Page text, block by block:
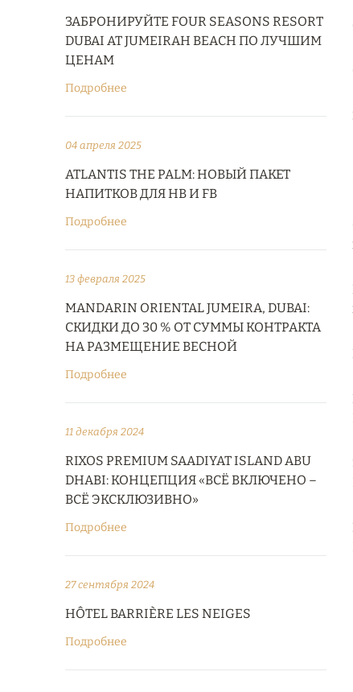
ЗАБРОНИРУЙТЕ FOUR SEASONS RESORT
DUBAI AT JUMEIRAH BEACH ПО ЛУЧШИМ
ЦЕНАМ
Подробнее
04 апреля 2025
ATLANTIS THE PALM: НОВЫЙ ПАКЕТ
НАПИТКОВ ДЛЯ HB И FB
Подробнее
13 февраля 2025
MANDARIN ORIENTAL JUMEIRA, DUBAI:
СКИДКИ ДО 30 % ОТ СУММЫ КОНТРАКТА
НА РАЗМЕЩЕНИЕ ВЕСНОЙ
Подробнее
11 декабря 2024
RIXOS PREMIUM SAADIYAT ISLAND ABU
DHABI: КОНЦЕПЦИЯ «ВСЁ ВКЛЮЧЕНО –
ВСЁ ЭКСКЛЮЗИВНО»
Подробнее
27 сентября 2024
HÔTEL BARRIÈRE LES NEIGES
Подробнее